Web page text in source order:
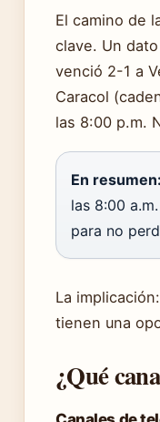
El camino de
clave. Un
venció 2-1 a
Caracol
las 8:00 p.m.
En resumen:
las 8:00
para no
La
tienen una
¿Qué